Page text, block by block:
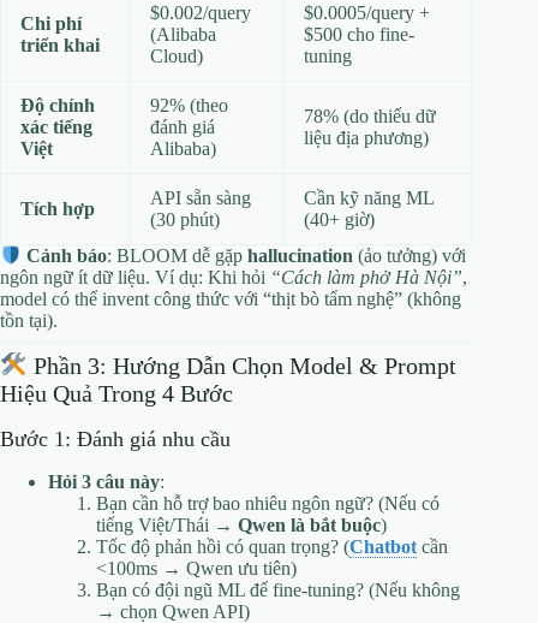
Chi phí
triển khai
$0.002/query
(Alibaba
Cloud)
$0.0005/query +
$500 cho fine-
tuning
Độ chính
xác tiếng
Việt
92% (theo
đánh giá
Alibaba)
78% (do thiếu dữ
liệu địa phương)
Tích hợp
API sẵn sàng
(30 phút)
Cần kỹ năng ML
(40+ giờ)
Cảnh báo: BLOOM dễ gặphallucination (ảo tưởng) với
ngôn ngữ ít dữ liệu. Ví dụ: Khi hỏi “Cách làm phở Hà Nội”,
model có thể invent công thức với “thịt bò tẩm nghệ” (không
tồn tại).
Phần 3: Hướng Dẫn Chọn Model & Prompt
Hiệu Quả Trong 4 Bước
Bước 1: Đánh giá nhu cầu
Hỏi 3 câu này:
Bạn cần hỗ trợ bao nhiêu ngôn ngữ? (Nếu có
tiếng Việt/Thái → Qwen là bắt buộc)
Tốc độ phản hồi có quan trọng? (Chatbot cần
<100ms → Qwen ưu tiên)
Bạn có đội ngũ ML để fine-tuning? (Nếu không
→ chọn Qwen API)